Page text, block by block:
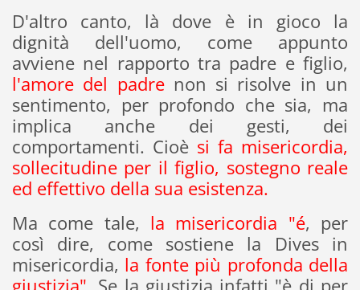
D'altro canto, là dove è in gioco la
dignità dell'uomo, come appunto
avviene nel rapporto tra padre e figlio,
l'amore del padre non si risolve in un
sentimento, per profondo che sia, ma
implica anche dei gesti, dei
comportamenti. Cioè si fa misericordia,
sollecitudine per il figlio, sostegno reale
ed effettivo della sua esistenza.
Ma come tale, la misericordia "é, per
così dire, come sostiene la Dives in
misericordia, la fonte più profonda della